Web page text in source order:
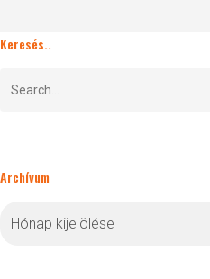
Keresés..
Archívum